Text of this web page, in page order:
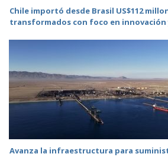
Chile importó desde Brasil US$112
transformados con foco en
Avanza la infraestructura para